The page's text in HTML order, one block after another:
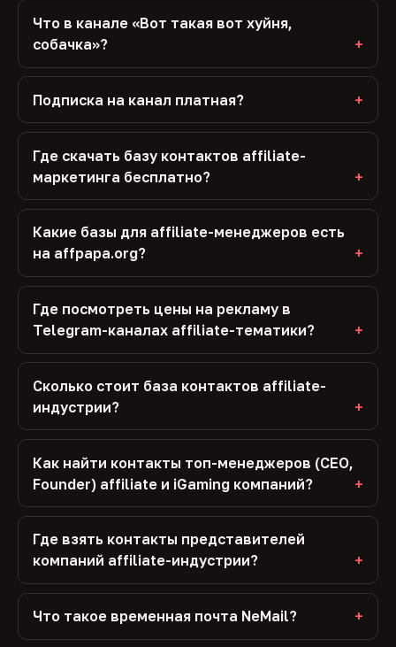
Что в канале «Вот такая вот хуйня,
собачка»?
Подписка на канал платная?
Где скачать базу контактов affiliate-
маркетинга бесплатно?
Какие базы для affiliate-менеджеров есть
на affpapa.org?
Где посмотреть цены на рекламу в
Telegram-каналах affiliate-тематики?
Сколько стоит база контактов affiliate-
индустрии?
Как найти контакты топ-менеджеров (CEO,
Founder) affiliate и iGaming компаний?
Где взять контакты представителей
компаний affiliate-индустрии?
Что такое временная почта NeMail?